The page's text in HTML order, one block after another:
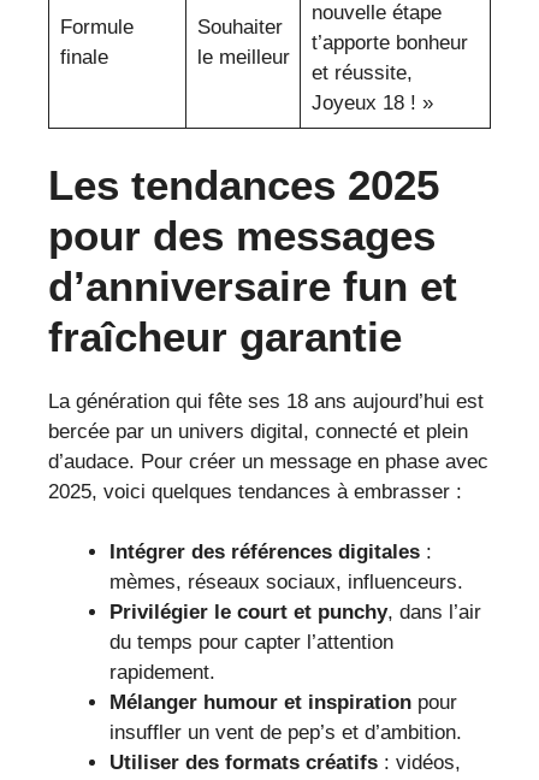
Formule
finale
Souhaiter
le meilleur
nouvelle étape
t’apporte bonheur
et réussite,
Joyeux 18 ! »
Les tendances 2025
pour des messages
d’anniversaire fun et
fraîcheur garantie
La génération qui fête ses 18 ans aujourd’hui est
bercée par un univers digital, connecté et plein
d’audace. Pour créer un message en phase avec
2025, voici quelques tendances à embrasser :
Intégrer des références digitales :
mèmes, réseaux sociaux, influenceurs.
Privilégier le court et punchy, dans l’air
du temps pour capter l’attention
rapidement.
Mélanger humour et inspiration pour
insuffler un vent de pep’s et d’ambition.
Utiliser des formats créatifs : vidéos,